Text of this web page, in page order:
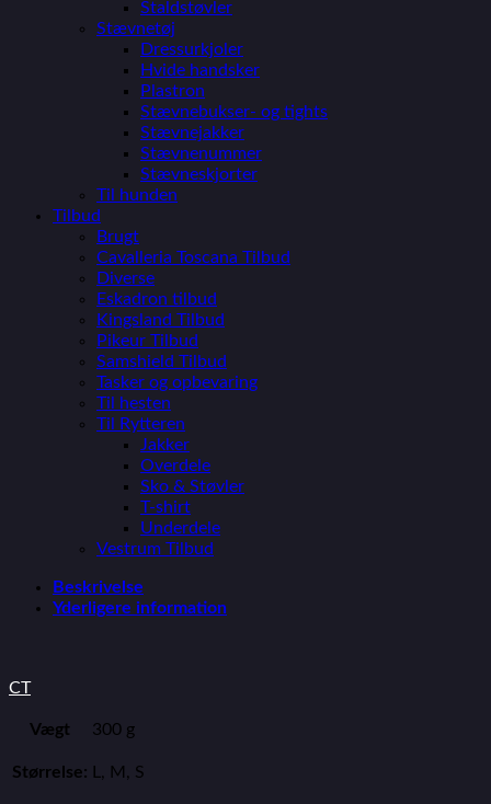
Staldstøvler
Stævnetøj
Dressurkjoler
Hvide handsker
Plastron
Stævnebukser- og tights
Stævnejakker
Stævnenummer
Stævneskjorter
Til hunden
Tilbud
Brugt
Cavalleria Toscana Tilbud
Diverse
Eskadron tilbud
Kingsland Tilbud
Pikeur Tilbud
Samshield Tilbud
Tasker og opbevaring
Til hesten
Til Rytteren
Jakker
Overdele
Sko & Støvler
T-shirt
Underdele
Vestrum Tilbud
Beskrivelse
Yderligere information
CT
Vægt 300 g
Størrelse: L, M, S